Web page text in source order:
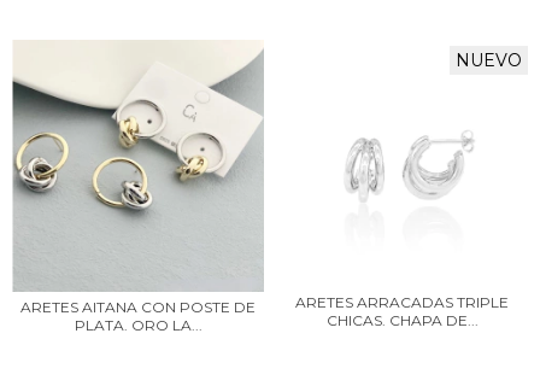
ARETES AITANA CON POSTE DE
PLATA. ORO LA...
NUEVO
ARETES ARRACADAS TRIPLE
CHICAS. CHAPA DE...